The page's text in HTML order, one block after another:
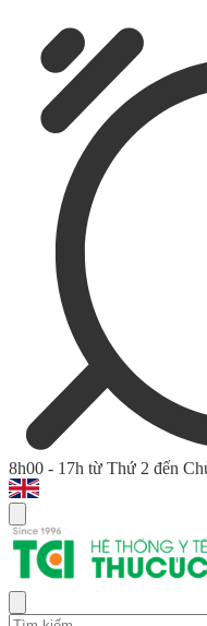
8h00 - 17h từ Thứ 2 đến